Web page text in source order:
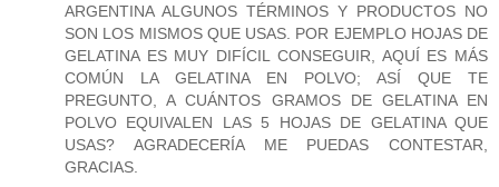
ARGENTINA ALGUNOS TÉRMINOS Y PRODUCTOS NO
SON LOS MISMOS QUE USAS. POR EJEMPLO HOJAS DE
GELATINA ES MUY DIFÍCIL CONSEGUIR, AQUÍ ES MÁS
COMÚN LA GELATINA EN POLVO; ASÍ QUE TE
PREGUNTO, A CUÁNTOS GRAMOS DE GELATINA EN
POLVO EQUIVALEN LAS 5 HOJAS DE GELATINA QUE
USAS? AGRADECERÍA ME PUEDAS CONTESTAR,
GRACIAS.